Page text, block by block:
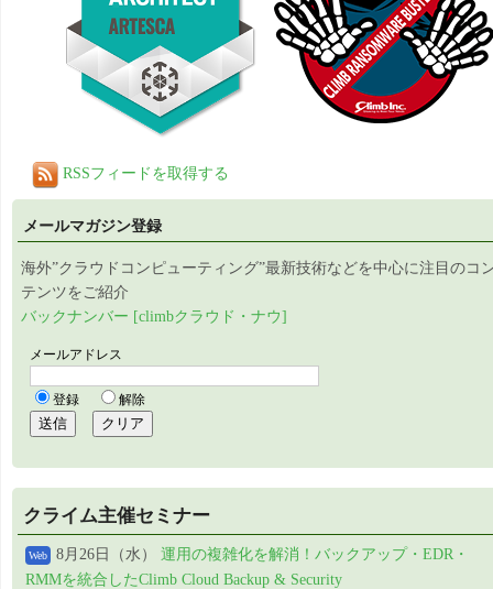
RSSフィードを取得する
メールマガジン登録
海外”クラウドコンピューティング”最新技術などを中心に注目のコ
テンツをご紹介
バックナンバー [climbクラウド・ナウ]
クライム主催セミナー
Web 8月26日（水） 運用の複雑化を解消！バックアップ・EDR・
RMMを統合したClimb Cloud Backup & Security